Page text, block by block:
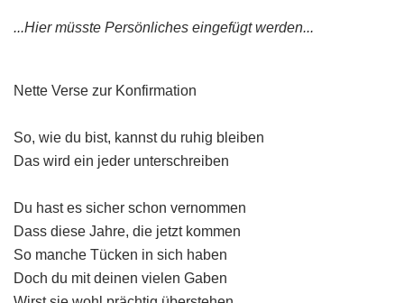
...Hier müsste Persönliches eingefügt werden...
Nette Verse zur Konfirmation
So, wie du bist, kannst du ruhig bleiben
Das wird ein jeder unterschreiben
Du hast es sicher schon vernommen
Dass diese Jahre, die jetzt kommen
So manche Tücken in sich haben
Doch du mit deinen vielen Gaben